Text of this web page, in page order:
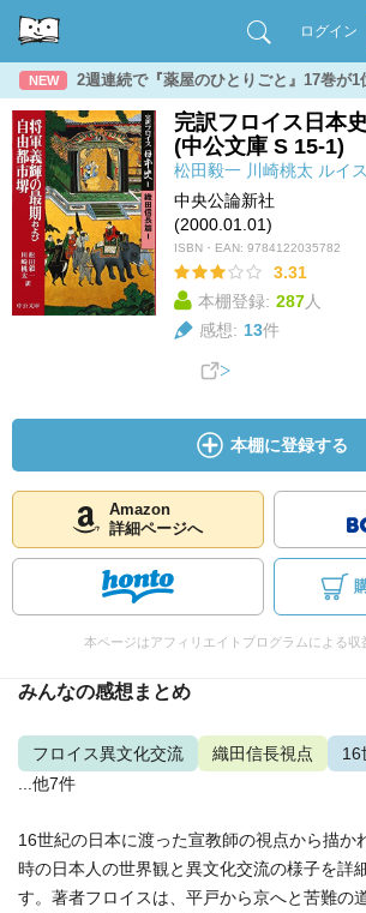
ログイン
NEW 2週連続で『薬屋のひとりごと』17巻が
完訳フロイス日本
(中公文庫 S 15-1)
松田毅一 川崎桃太 ルイ
中央公論新社
(2000.01.01)
ISBN・EAN: 9784122035782
3.31
本棚登録: 287人
感想: 13件
本棚に登録する
Amazon
詳細ページへ
本ページはアフィリエイトプログラムによる収
みんなの感想まとめ
フロイス異文化交流 織田信長視点
16
...他7件
16世紀の日本に渡った宣教師の視点から描か
時の日本人の世界観と異文化交流の様子を詳
す。著者フロイスは、平戸から京へと苦難の